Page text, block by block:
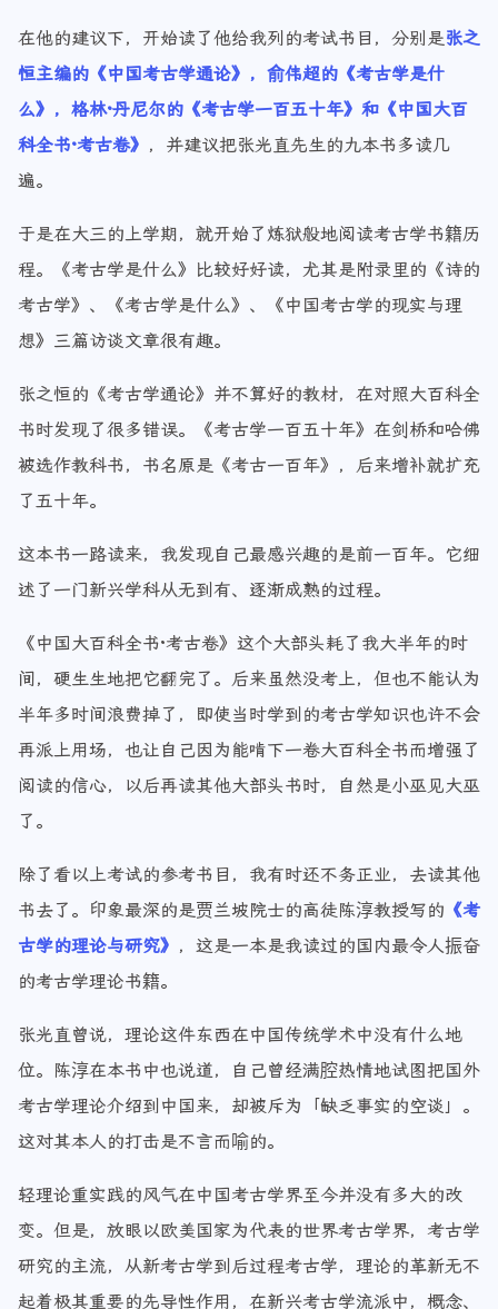
在他的建议下，开始读了他给我列的考试书目，分别是张之
恒主编的《中国考古学通论》，俞伟超的《考古学是什
么》，格林·丹尼尔的《考古学一百五十年》和《中国大百
科全书·考古卷》 ，并建议把张光直先生的九本书多读几
遍。
于是在大三的上学期，就开始了炼狱般地阅读考古学书籍历
程。《考古学是什么》比较好好读，尤其是附录里的《诗的
考古学》、《考古学是什么》、《中国考古学的现实与理
想》三篇访谈文章很有趣。
张之恒的《考古学通论》并不算好的教材，在对照大百科全
书时发现了很多错误。《考古学一百五十年》在剑桥和哈佛
被选作教科书，书名原是《考古一百年》，后来增补就扩充
了五十年。
这本书一路读来，我发现自己最感兴趣的是前一百年。它细
述了一门新兴学科从无到有、逐渐成熟的过程。
《中国大百科全书·考古卷》这个大部头耗了我大半年的时
间，硬生生地把它翻完了。后来虽然没考上，但也不能认为
半年多时间浪费掉了，即使当时学到的考古学知识也许不会
再派上用场，也让自己因为能啃下一卷大百科全书而增强了
阅读的信心，以后再读其他大部头书时，自然是小巫见大巫
了。
除了看以上考试的参考书目，我有时还不务正业，去读其他
书去了。印象最深的是贾兰坡院士的高徒陈淳教授写的 《考
古学的理论与研究》 ，这是一本是我读过的国内最令人振奋
的考古学理论书籍。
张光直曾说，理论这件东西在中国传统学术中没有什么地
位。陈淳在本书中也说道，自己曾经满腔热情地试图把国外
考古学理论介绍到中国来，却被斥为「缺乏事实的空谈」。
这对其本人的打击是不言而喻的。
轻理论重实践的风气在中国考古学界至今并没有多大的改
变。但是，放眼以欧美国家为代表的世界考古学界，考古学
研究的主流，从新考古学到后过程考古学，理论的革新无不
起着极其重要的先导性作用，在新兴考古学流派中，概念、